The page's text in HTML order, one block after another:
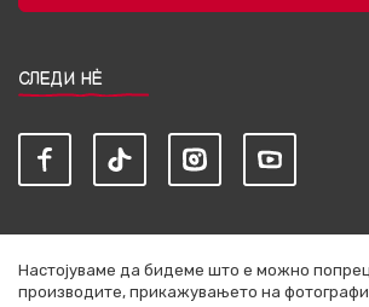
СЛЕДИ НЀ
Настојуваме да бидеме што е можно
производите, прикажувањето на